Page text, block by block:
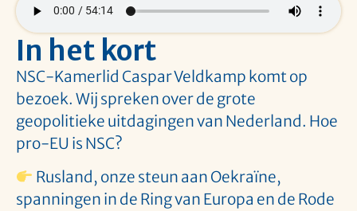
In het kort
NSC-Kamerlid Caspar Veldkamp komt op
bezoek. Wij spreken over de grote
geopolitieke uitdagingen van Nederland. Hoe
pro-EU is NSC?
Rusland, onze steun aan Oekraïne,
spanningen in de Ring van Europa en de Rode